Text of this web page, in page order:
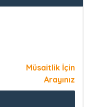
Müsaitlik İçin
Arayınız